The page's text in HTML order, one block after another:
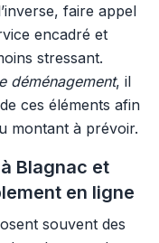
faire appel
encadré et
stressant.
déménagement, il
ces éléments afin
montant à prévoir.
Blagnac et
en ligne
souvent des